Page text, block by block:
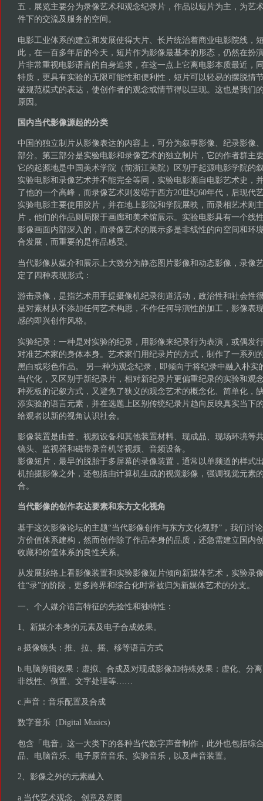
五．展览主要分为录像艺术和观念纪录片，作品以短片为主，为艺
件下的交流及服务的空间。
电影工业体系的建立和发展使得大片、长片统治着商业电影院线，
此，在一百多年后的今天，短片作为影像最基本的形态，仍然在扮
片非常重视电影语言的自身追求，在这一点上它离电影本质最近，
特质，更具有实验的无限可能性和便利性，短片可以轻易的摆脱情
破规范模式的表达，使创作者的观念或情节得以呈现。这也是我们
原因。
国内当代影像源起的分类
中国的独立制片从影像表达的内容上，可分为叙事影像、纪录影像
部分。第三部分是实验电影和录像艺术的独立制片，它的作者群主
它的起源地是中国美术学院（前浙江美院）区别于起源电影学院的
实验电影和录像艺术并不能完全等同，实验电影源自电影艺术史，
了他的一个高峰，而录像艺术则发端于西方20世纪60年代，后现代
实验电影主要使用胶片，并在地上影院和学院展映，而录相艺术则
片，他们的作品则局限于画廊和美术馆展示。实验电影具有一个线
影像画面内部深入的，而录像艺术的展示多是非线性的向空间和环
合发展，而重要的是作品感受。
当代影像从媒介和展示上大致分为静态图片影像和动态影像，录像
定了四种表现形式：
游击录像，是指艺术用手提摄像机纪录街道活动，政治性和社会性
是对素材从不添加任何艺术构思，不作任何导演性的加工，影像表
感的即兴创作风格。
实验纪录：一种是对实验的纪录，用影像来纪录行为表演，或偶发
对准艺术家的身体本身。艺术家们用纪录片的方式，制作了一系列
黑白或彩色作品。 另一种为观念纪录，即倾向于将纪录中融入朴实
当代化，又区别于新纪录片，相对新纪录片更偏重纪录的实验和观
种死板的记叙方式，又避免了狭义的观念艺术的概念化、简单化，
添实验的语言元素，并在选题上区别传统纪录片趋向反映真实当下
给观者以新的视角认识社会。
影像装置是由音、视频设备和其他装置材料、现成品、现场环境等
镜头、监视器和磁带录音机等视频、音频设备。
影像短片，最早的脱胎于多屏幕的录像装置，通常以单频道的样式
机拍摄影像之外，还包括由计算机生成的视觉影像，强调视觉元素
合。
当代影像的创作表达要素和东方文化视角
基于这次影像论坛的主题“当代影像创作与东方文化视野”，我们讨
方价值体系建构，然而创作除了作品本身的品质，还急需建立国内
收藏和价值体系的良性关系。
从发展脉络上看影像装置和实验影像短片倾向新媒体艺术，实验录
往“录”的阶段，更多跨界和综合化时常被归为新媒体艺术的分支。
一、个人媒介语言特征的先验性和独特性：
1、新媒介本身的元素及电子合成效果。
a.摄像镜头：推、拉、摇、移等语言方式
b.电脑剪辑效果：虚拟、合成及对现成影像加特殊效果：虚化、分
非线性、倒置、文字处理等……
c.声音：音乐配置及合成
数字音乐（Digital Musics）
包含「电音」这一大类下的各种当代数字声音制作，此外也包括综
品、电脑音乐、电子原音音乐、实验音乐，以及声音装置。
2、影像之外的元素融入
a.当代艺术观念、创意及意图